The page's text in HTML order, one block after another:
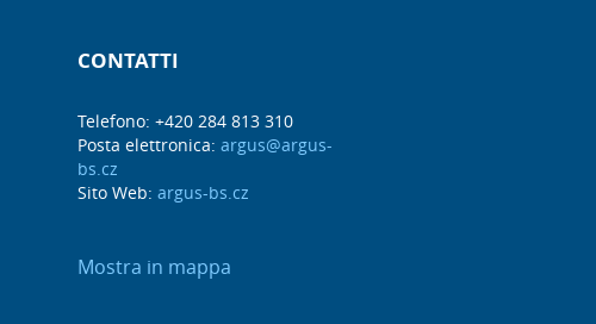
CONTATTI
Telefono: +420 284 813 310
Posta elettronica: argus@argus-
bs.cz
Sito Web: argus-bs.cz
Mostra in mappa